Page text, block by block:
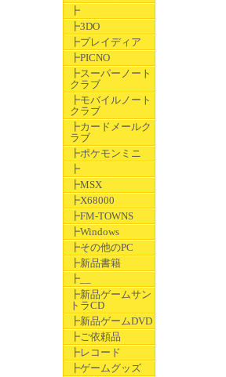
┣
┣3DO
┣プレイディア
┣PICNO
┣スーパーノート
クラブ
┣モバイルノート
クラブ
┣カードメールク
ラブ
┣ポケモンミニ
┣
┣MSX
┣X68000
┣FM-TOWNS
┣Windows
┣その他のPC
┣新品書籍
┣__
┣新品ゲームサン
トラCD
┣新品ゲームDVD
┣ご依頼品
┣レコード
┣ゲームグッズ